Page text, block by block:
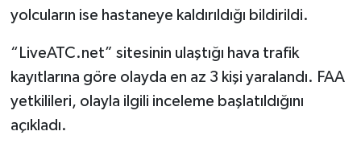
yolcuların ise hastaneye kaldırıldığı bildirildi.
“LiveATC.net” sitesinin ulaştığı hava trafik
kayıtlarına göre olayda en az 3 kişi yaralandı. FAA
yetkilileri, olayla ilgili inceleme başlatıldığını
açıkladı.